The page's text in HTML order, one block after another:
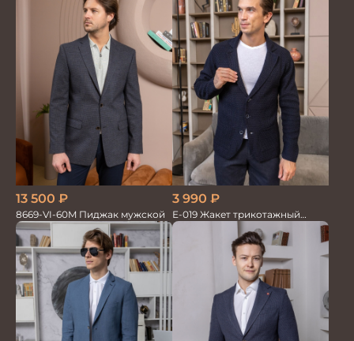
13 500 ₽
8669-VI-60M Пиджак мужской
3 990 ₽
Е-019 Жакет трикотажный
т.синий